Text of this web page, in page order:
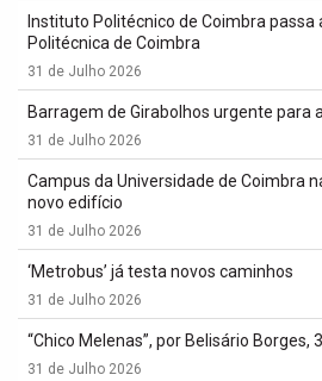
Instituto Politécnico de Coimbra passa
Politécnica de Coimbra
31 de Julho 2026
Barragem de Girabolhos urgente para
31 de Julho 2026
Campus da Universidade de Coimbra
novo edifício
31 de Julho 2026
‘Metrobus’ já testa novos caminhos
31 de Julho 2026
“Chico Melenas”, por Belisário Borges,
31 de Julho 2026